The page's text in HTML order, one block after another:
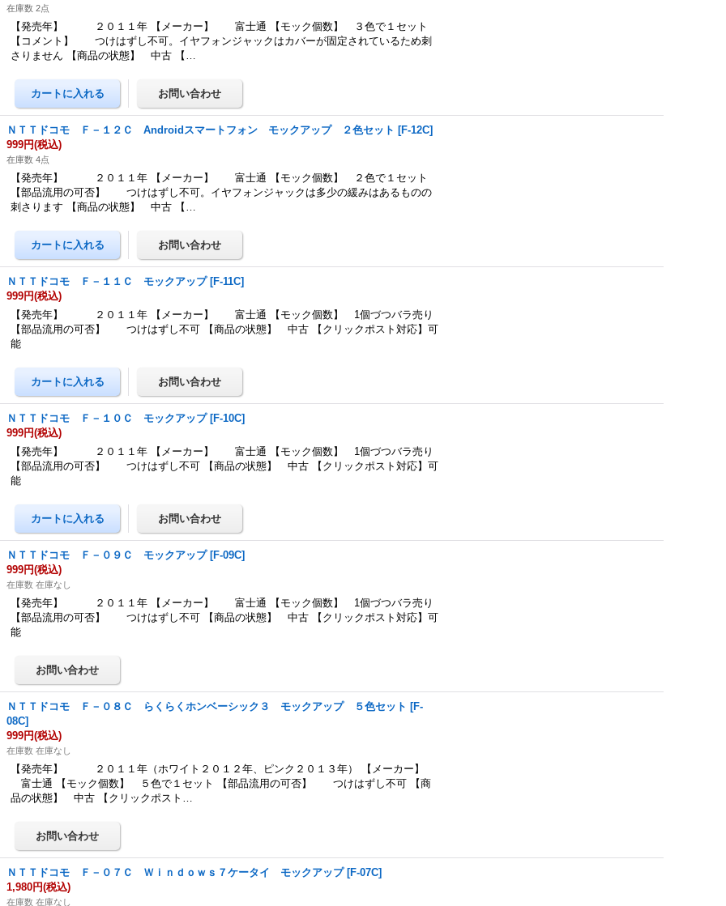
在庫数 2点
【発売年】 ２０１１年 【メーカー】 富士通 【モック個数】 ３色で１セット
【コメント】 つけはずし不可。イヤフォンジャックはカバーが固定されているため刺
さりません 【商品の状態】 中古 【…
ＮＴＴドコモ Ｆ－１２Ｃ Androidスマートフォン モックアップ ２色セット [F-12C]
999円(税込)
在庫数 4点
【発売年】 ２０１１年 【メーカー】 富士通 【モック個数】 ２色で１セット
【部品流用の可否】 つけはずし不可。イヤフォンジャックは多少の緩みはあるものの
刺さります 【商品の状態】 中古 【…
ＮＴＴドコモ Ｆ－１１Ｃ モックアップ [F-11C]
999円(税込)
【発売年】 ２０１１年 【メーカー】 富士通 【モック個数】 1個づつバラ売り
【部品流用の可否】 つけはずし不可 【商品の状態】 中古 【クリックポスト対応】可
能
ＮＴＴドコモ Ｆ－１０Ｃ モックアップ [F-10C]
999円(税込)
【発売年】 ２０１１年 【メーカー】 富士通 【モック個数】 1個づつバラ売り
【部品流用の可否】 つけはずし不可 【商品の状態】 中古 【クリックポスト対応】可
能
ＮＴＴドコモ Ｆ－０９Ｃ モックアップ [F-09C]
999円(税込)
在庫数 在庫なし
【発売年】 ２０１１年 【メーカー】 富士通 【モック個数】 1個づつバラ売り
【部品流用の可否】 つけはずし不可 【商品の状態】 中古 【クリックポスト対応】可
能
ＮＴＴドコモ Ｆ－０８Ｃ らくらくホンベーシック３ モックアップ ５色セット [F-
08C]
999円(税込)
在庫数 在庫なし
【発売年】 ２０１１年（ホワイト２０１２年、ピンク２０１３年） 【メーカー】
富士通 【モック個数】 ５色で１セット 【部品流用の可否】 つけはずし不可 【商
品の状態】 中古 【クリックポスト…
ＮＴＴドコモ Ｆ－０７Ｃ Ｗｉｎｄｏｗｓ７ケータイ モックアップ [F-07C]
1,980円(税込)
在庫数 在庫なし